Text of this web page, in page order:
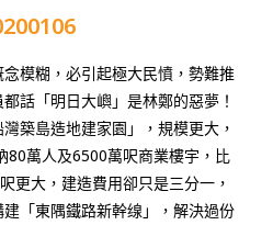
念模糊，必引起極大民憤，勢難推
話「明日大嶼」是林鄭的惡夢！
築島造地建家園」，規模更大，
80萬人及6500萬呎商業樓宇，比
更大，建造費用卻只是三分一，
「東隅鐵路新幹缐」，解決過份